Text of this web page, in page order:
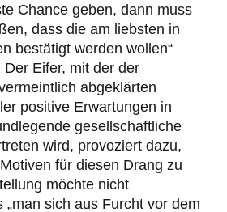
Chance geben, dann muss
dass die am liebsten in
bestätigt werden wollen“
Eifer, mit der der
abgeklärten
positive Erwartungen in
gesellschaftliche
wird, provoziert dazu,
für diesen Drang zu
möchte nicht
„man sich aus Furcht vor dem